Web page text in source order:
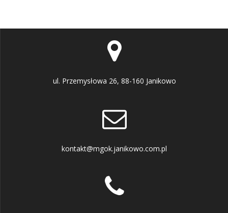
ul. Przemysłowa 26, 88-160 Janikowo
kontakt@mgok.janikowo.com.pl